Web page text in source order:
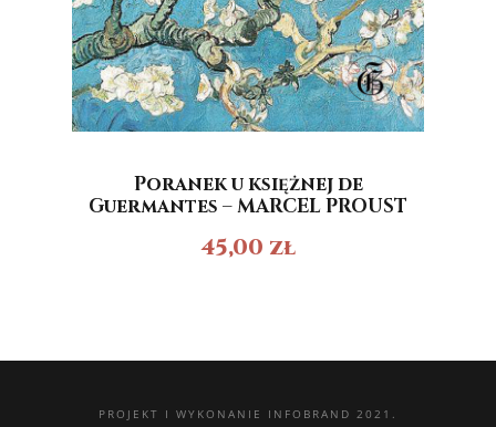
Poranek u księżnej de
Guermantes – MARCEL PROUST
45,00 zł
PROJEKT I WYKONANIE INFOBRAND 2021.